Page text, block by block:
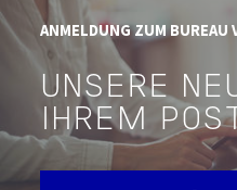
ANMELDUNG ZUM BUREAU
UNSERE
IHREM